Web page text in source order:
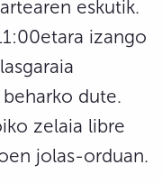
eskutik.
izango
dute.
zelaia libre
jolas-orduan.